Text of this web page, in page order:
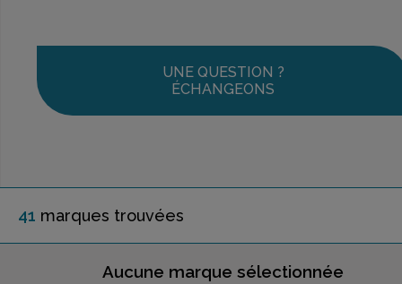
UNE QUESTION ?
ÉCHANGEONS
41 marques trouvées
Aucune marque sélectionnée